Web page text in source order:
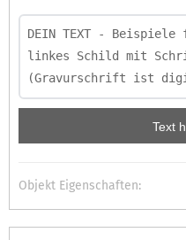
Text
Objekt Eigenschaften: